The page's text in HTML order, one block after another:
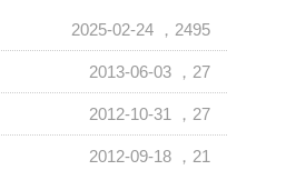
2025-02-24 ，2495
2013-06-03 ，27
2012-10-31 ，27
2012-09-18 ，21